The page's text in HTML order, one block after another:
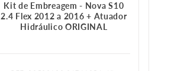
Kit de Embreagem - Nova S10
2.4 Flex 2012 a 2016 + Atuador
Hidráulico ORIGINAL